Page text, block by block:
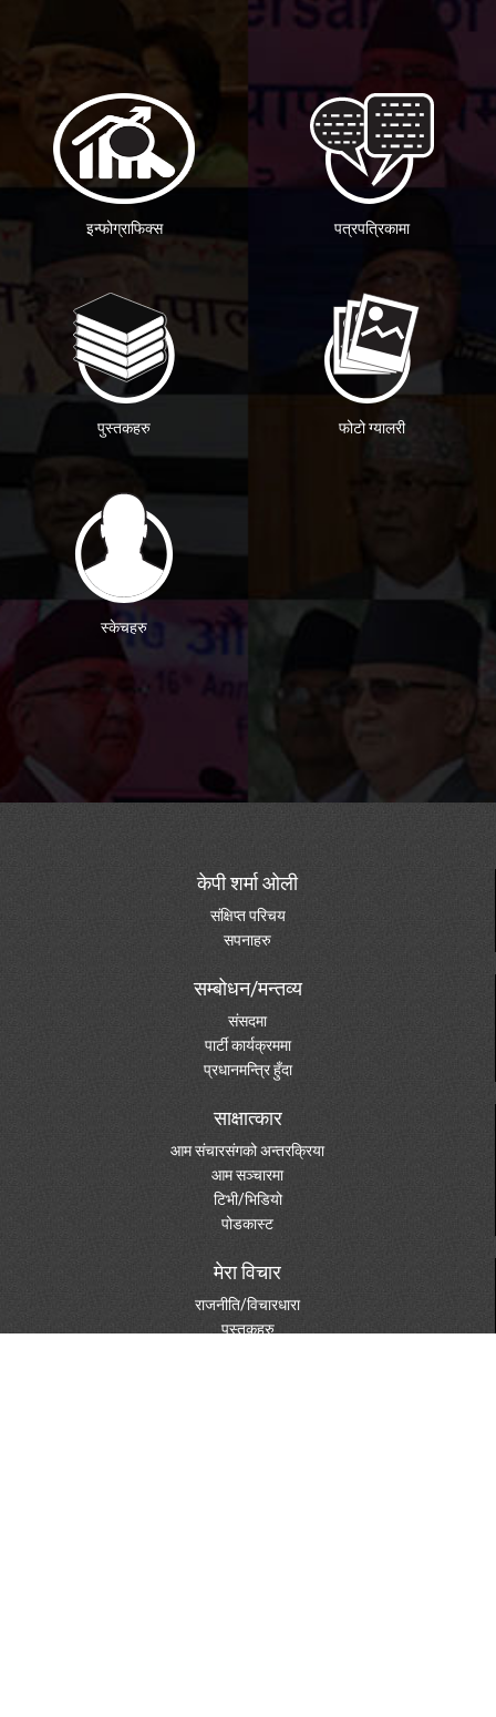
इन्फोग्राफिक्स पत्रपत्रिकामा
पुस्तकहरु फोटो ग्यालरी
स्केचहरु
केपी शर्मा ओली
संक्षिप्त परिचय
सपनाहरु
सम्बोधन/मन्तव्य
संसदमा
पार्टी कार्यक्रममा
प्रधानमन्त्रि हुँदा
साक्षात्कार
आम संचारसंगको अन्तरक्रिया
आम सञ्चारमा
टिभी/भिडियो
पोडकास्ट
मेरा विचार
राजनीति/विचारधारा
पुस्तकहरु